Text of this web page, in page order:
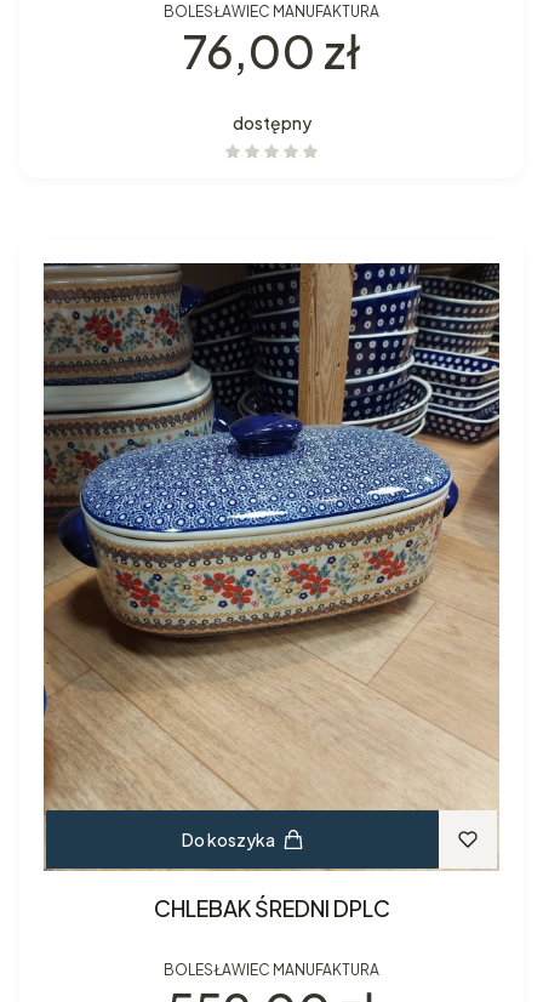
BOLESŁAWIEC MANUFAKTURA
Cena
76,00 zł
dostępny
Do koszyka
CHLEBAK ŚREDNI DPLC
BOLESŁAWIEC MANUFAKTURA